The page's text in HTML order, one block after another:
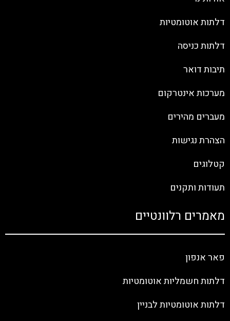
דלתות אוטומטיות
דלתות כניסה
תיבות דואר
מערכות אינטרקום
מעברים מהירים
הצהרת נגישות
קטלוגים
תעודות ותקנים
מאמרים רלוונטיים
פאר אנפון
דלתות חשמליות אוטומטיות
דלתות אוטומטיות לבניין